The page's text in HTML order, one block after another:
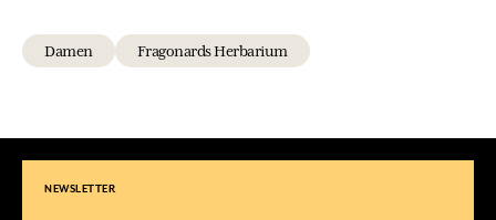
Damen Fragonards Herbarium
NEWSLETTER